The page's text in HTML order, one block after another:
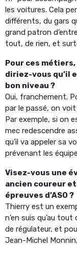
les voitures. Cela
différents, du gars
grand patron
tout, de rien, et
Pour ces
diriez-vous qu’il
bon niveau ?
Oui, franchement.
par le passé, on
Par exemple, si on
mec redescendre
qu’il va appeler sa
prévenant les
Visez-vous une
ancien coureur
épreuves d’ASO ?
Thierry est un
n’en suis qu’au
de régulateur, et
Jean-Michel